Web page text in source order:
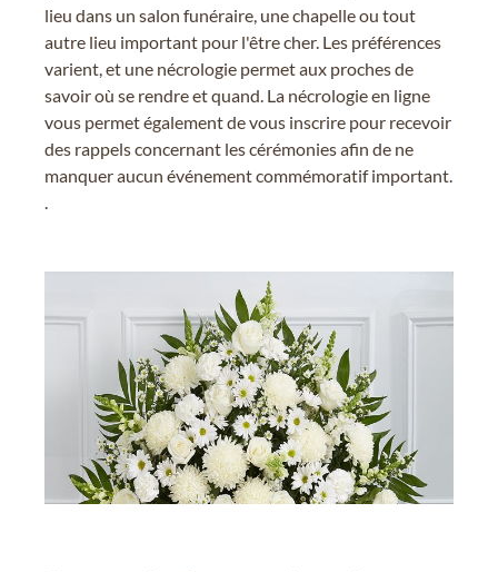
lieu dans un salon funéraire, une chapelle ou tout
autre lieu important pour l'être cher. Les préférences
varient, et une nécrologie permet aux proches de
savoir où se rendre et quand. La nécrologie en ligne
vous permet également de vous inscrire pour recevoir
des rappels concernant les cérémonies afin de ne
manquer aucun événement commémoratif important.